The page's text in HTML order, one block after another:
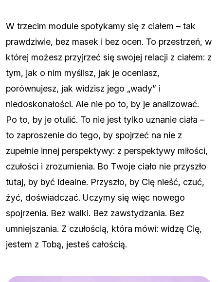
W trzecim module spotykamy się z ciałem – tak
prawdziwie, bez masek i bez ocen. To przestrzeń, w
której możesz przyjrzeć się swojej relacji z ciałem: z
tym, jak o nim myślisz, jak je oceniasz,
porównujesz, jak widzisz jego „wady” i
niedoskonałości. Ale nie po to, by je analizować.
Po to, by je otulić. To nie jest tylko uznanie ciała –
to zaproszenie do tego, by spojrzeć na nie z
zupełnie innej perspektywy: z perspektywy miłości,
czułości i zrozumienia. Bo Twoje ciało nie przyszło
tutaj, by być idealne. Przyszło, by Cię nieść, czuć,
żyć, doświadczać. Uczymy się więc nowego
spojrzenia. Bez walki. Bez zawstydzania. Bez
umniejszania. Z czułością, która mówi: widzę Cię,
jestem z Tobą, jesteś całością.